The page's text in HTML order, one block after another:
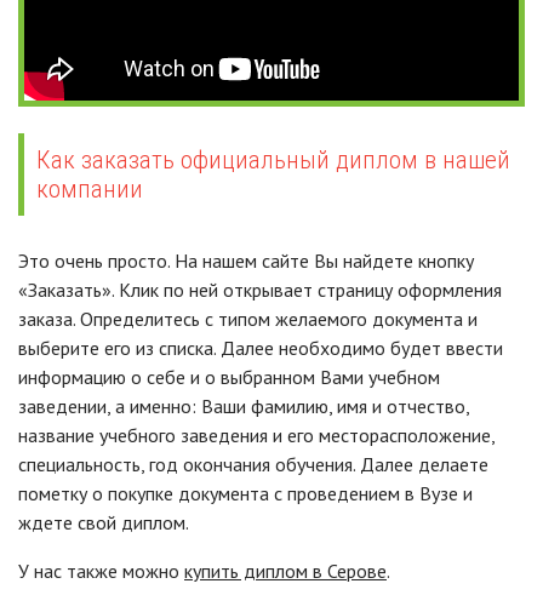
Как заказать официальный диплом в нашей
компании
Это очень просто. На нашем сайте Вы найдете кнопку
«Заказать». Клик по ней открывает страницу оформления
заказа. Определитесь с типом желаемого документа и
выберите его из списка. Далее необходимо будет ввести
информацию о себе и о выбранном Вами учебном
заведении, а именно: Ваши фамилию, имя и отчество,
название учебного заведения и его месторасположение,
специальность, год окончания обучения. Далее делаете
пометку о покупке документа с проведением в Вузе и
ждете свой диплом.
У нас также можно купить диплом в Серове.